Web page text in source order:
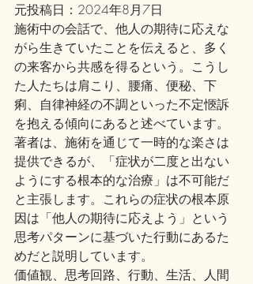
元投稿日：2024年8月7日
施術中の会話で、他人の期待に応えな
がら生きていたことを伝えると、多く
の来客から共感を得るという。こうし
た人たちは肩こり、腰痛、便秘、下
痢、自律神経の不調といった不定愜訴
を抱える傾向にあると述べています。
著者は、施術を通じて一時的な楽さは
提供できるが、「症状が二度と出ない
ようにする根本的な治療」は不可能だ
と主張します。これらの症状の根本原
因は「他人の期待に応えよう」という
思考パターンに基づいた行動にあるた
めだと説明しています。
価値観、思考回路、行動、生活、人間